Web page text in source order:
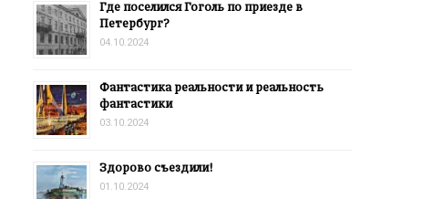
Где поселился Гоголь по приезде в
Петербург?
04.10.2024
Фантастика реальности и реальность
фантастики
03.10.2024
Здорово съездили!
01.10.2024